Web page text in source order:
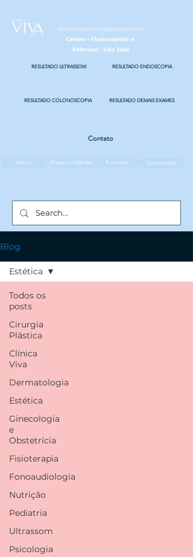
Uma clínica completa para você!
Centro - Florianópolis e
Kobrasol - São José
Contato
Especialidades Exames Convênios
Início
RESULTADO ULTRASSOM RESULTADO ENDOSCOPIA
RESULTADO COLONOSCOPIA RESULTADO DEMAIS EXAMES
Blog
Todos os
posts
Cirurgia
Plástica
Clínica
Viva
Dermatologia
Estética
Ginecologia
e
Obstetrícia
Fisioterapia
Fonoaudiologia
Nutrição
Pediatria
Ultrassom
Psicologia
Estética